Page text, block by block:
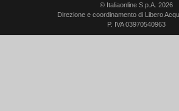
© Italiaonline S.p.A. 2026
Direzione e coordinamento di Libero
P. IVA 03970540963